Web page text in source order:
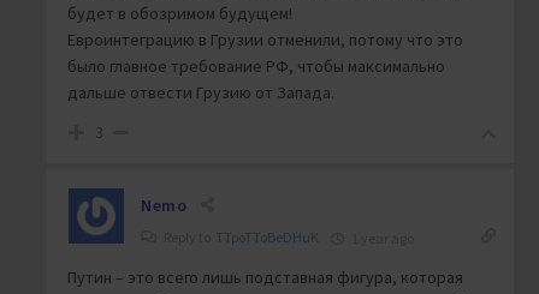
будет в обозримом будущем!
Евроинтеграцию в Грузии отменили, потому что это
было главное требование РФ, чтобы максимально
дальше отвести Грузию от Запада.
3
Nemo
TTpoTToBeDHuK
Путин – это всего лишь подставная фигура, которая